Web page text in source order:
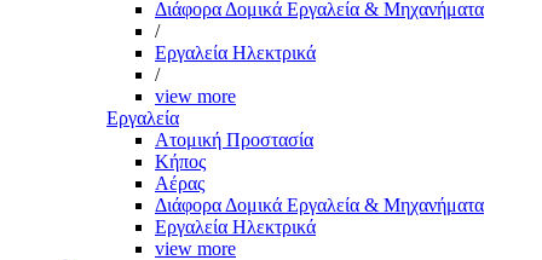
Διάφορα Δομικά Εργαλεία & Μηχανήματα
/
Εργαλεία Ηλεκτρικά
/
view more
Εργαλεία
Aτομική Προστασία
Kήπος
Αέρας
Διάφορα Δομικά Εργαλεία & Μηχανήματα
Εργαλεία Ηλεκτρικά
view more